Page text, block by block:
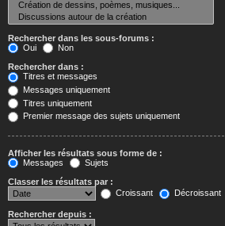
Rechercher dans les sous-forums :
Oui
Non
Rechercher dans :
Titres et messages
Messages uniquement
Titres uniquement
Premier message des sujets uniquement
Afficher les résultats sous forme de :
Messages
Sujets
Classer les résultats par :
Croissant
Décroissant
Rechercher depuis :